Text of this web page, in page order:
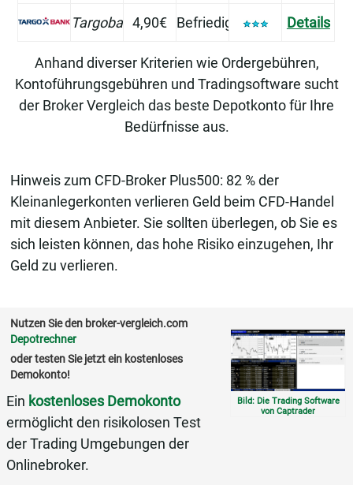
Targobank4,90€ Befriedigend Details
Anhand diverser Kriterien wie Ordergebühren,
Kontoführungsgebühren und Tradingsoftware sucht
der Broker Vergleich das beste Depotkonto für Ihre
Bedürfnisse aus.
Hinweis zum CFD-Broker Plus500: 82 % der
Kleinanlegerkonten verlieren Geld beim CFD-Handel
mit diesem Anbieter. Sie sollten überlegen, ob Sie es
sich leisten können, das hohe Risiko einzugehen, Ihr
Geld zu verlieren.
Nutzen Sie den broker-vergleich.com
Depotrechner
oder testen Sie jetzt ein kostenloses
Demokonto!
Ein kostenloses Demokonto
ermöglicht den risikolosen Test
der Trading Umgebungen der
Onlinebroker.
Bild: Die Trading Software
von Captrader